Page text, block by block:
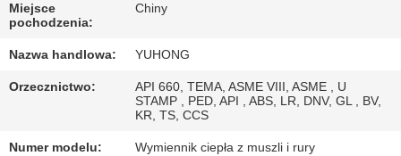
SKONTAKTUJ
Miejsce
pochodzenia:
Chiny
Nazwa handlowa: YUHONG
Orzecznictwo:
API 660, TEMA, ASME VIII, ASME , U
STAMP , PED, API , ABS, LR, DNV, GL , BV,
KR, TS, CCS
Numer modelu: Wymiennik ciepła z muszli i rury